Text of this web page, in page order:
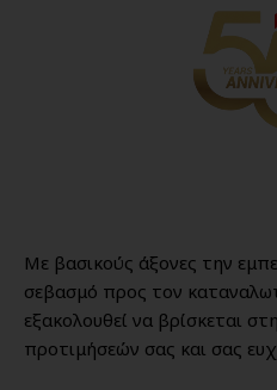
Με βασικούς άξονες την
σεβασμό προς τον
εξακολουθεί να βρίσκεται
προτιμήσεών σας και σας